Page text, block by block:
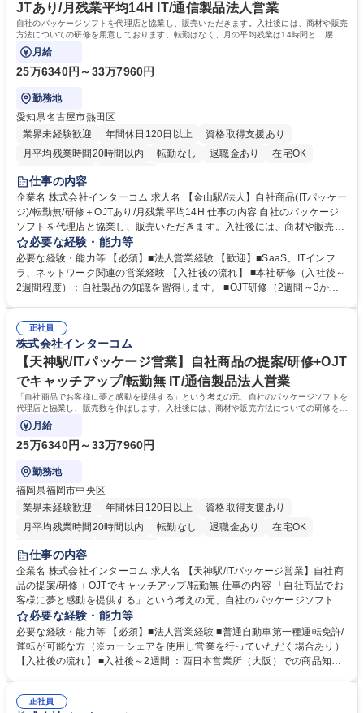
JTあり/月残業平均14H IT/通信製品法人営業
自社のパッケージソフトを代理店と協業し、販売いただきます。入社後には、商材や販売
方法についての研修を用意しております。転勤はなく、月の平均残業は14時間と、腰を
据えて働ける環境です。
月給
25万6340円～33万7960円
勤務地
愛知県名古屋市熱田区
業界未経験歓迎
年間休日120日以上
資格取得支援あり
月平均残業時間20時間以内
転勤なし 退職金あり
在宅OK
完全週休2日制
仕事の内容
企業名 株式会社インターコム 求人名 【金山駅/法人】自社商品(ITパッケー
ジ)/転勤無/研修＋OJTあり/月残業平均14H 仕事の内容 自社のパッケージ
ソフトを代理店と協業し、販売いただきます。入社後には、商材や販売方
法についての研修を用意しております。転勤はなく、月の平均残業は14時
間と、腰を据えて働ける環境です。 ＜具体的な内容＞ ■お客様から代理店
に問い合わせ→提案、という形がメインです。 ■販売代理店へのフォロ
ー・支援：代理店がお客様へスムーズに提案できるよう、製品勉強会の実
職種 【金山駅/法人】自社商品(ITパッケージ)/転勤無/研修＋OJTあり/月残
業平均14H
必要な経験・能力等
必要な経験・能力等 【必須】■法人営業経験 【歓迎】■SaaS、ITインフ
ラ、ネットワーク関連の営業経験 【入社後の流れ】 ■本社研修（入社後～
2週間程度）：自社製品の知識を習得します。 ■OJT研修（2週間～3か
ュリティマネジメント」などの資格の受験料を会社が全額補助します。 学
歴・資格 学歴：大学 高専 短大 専修学校 高校 語学力： 資格：
正社員
株式会社インターコム
【天神駅/ITパッケージ営業】自社商品の提案/研修+OJT
でキャッチアップ/転勤無 IT/通信製品法人営業
「自社商品でお客様に夢と感動を提供する」という考えの元、自社のパッケージソフトを
代理店と協業し、販売数を伸ばします。入社後には、商材や販売方法についての研修を用
意しております。
月給
25万6340円～33万7960円
勤務地
福岡県福岡市中央区
業界未経験歓迎
年間休日120日以上
資格取得支援あり
月平均残業時間20時間以内
転勤なし 退職金あり
在宅OK
完全週休2日制
仕事の内容
企業名 株式会社インターコム 求人名 【天神駅/ITパッケージ営業】自社商
品の提案/研修＋OJTでキャッチアップ/転勤無 仕事の内容 「自社商品でお
客様に夢と感動を提供する」という考えの元、自社のパッケージソフトを
代理店と協業し、販売数を伸ばします。入社後には、商材や販売方法につ
いての研修を用意しております。 ＜具体的な内容＞ ■お客様から代理店に
問い合わせ→提案、という形がメインです。 ■販売代理店へのフォロー・
支援：代理店がお客様へスムーズに提案できるよう、製品勉強会の実施や
【天神駅/ITパッケージ営業】自社商品の提案/研修＋OJTでキャッチアッ
必要な経験・能力等
必要な経験・能力等 【必須】■法人営業経験 ■普通自動車第一種運転免許/
運転が可能な方（※カーシェアを使用し営業を行っていただく場合あり）
【入社後の流れ】 ■入社後～2週間 ：西日本営業所（大阪）での商品知識
どの資格の受験料を会社が全額補助します。 学歴・資格 学歴：大学 高専
正社員